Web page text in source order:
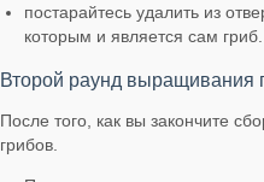
постарайтесь удалить из
которым и является сам гриб.
Второй раунд выращивания
После того, как вы закончите
грибов.